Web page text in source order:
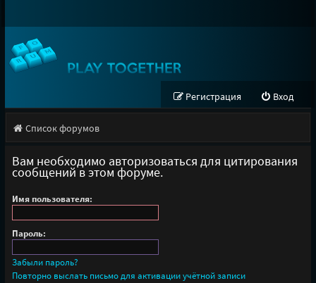
Вход
Регистрация
Список форумов
Вам необходимо авторизоваться для цитирования
сообщений в этом форуме.
Имя пользователя:
Пароль:
Забыли пароль?
Повторно выслать письмо для активации учётной записи